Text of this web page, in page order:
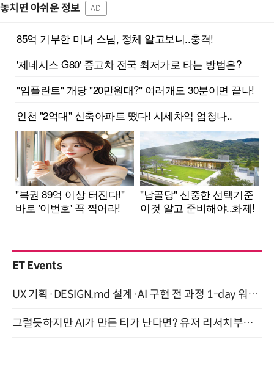
놓치면 아쉬운 정보 AD
ET Events
UX 기획·DESIGN.md 설계·AI 구현 전 과정 1-day 워크숍 with Claude Code·Codex 9월 15일 개최
그럴듯하지만 AI가 만든 티가 난다면? 유저 리서치부터 배포까지! (9/15)